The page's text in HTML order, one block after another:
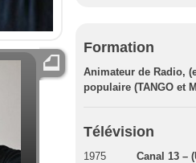
Formation
Animateur de Radio,
populaire (TANGO et
Télévision
1975 Canal 13 –